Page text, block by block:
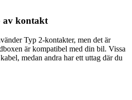
av kontakt
Typ 2-kontakter, men det är
är kompatibel med din bil. Vissa
medan andra har ett uttag där du